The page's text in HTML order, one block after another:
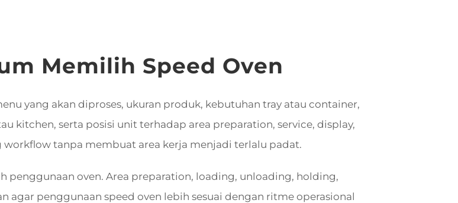
Memilih Speed Oven
yang akan diproses, ukuran produk, kebutuhan tray atau container,
kitchen, serta posisi unit terhadap area preparation, service, display,
tanpa membuat area kerja menjadi terlalu padat.
penggunaan oven. Area preparation, loading, unloading, holding,
agar penggunaan speed oven lebih sesuai dengan ritme operasional